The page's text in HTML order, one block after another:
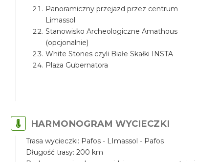
Panoramiczny przejazd przez centrum
Limassol
Stanowisko Archeologiczne Amathous
(opcjonalnie)
White Stones czyli Białe Skałki INSTA
Plaża Gubernatora
HARMONOGRAM WYCIECZKI
Trasa wycieczki: Pafos - LImassol - Pafos
Długość trasy: 200 km